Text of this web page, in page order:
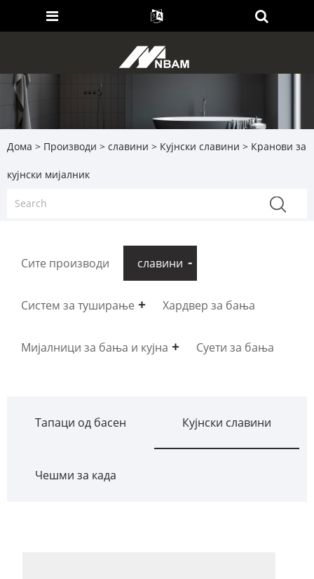
Дома > Производи > славини > Кујнски славини > Кранови за
кујнски мијалник
Сите производи славини
Систем за туширање Хардвер за бања
Мијалници за бања и кујна Суети за бања
Тапаци од басен Кујнски славини
Чешми за када